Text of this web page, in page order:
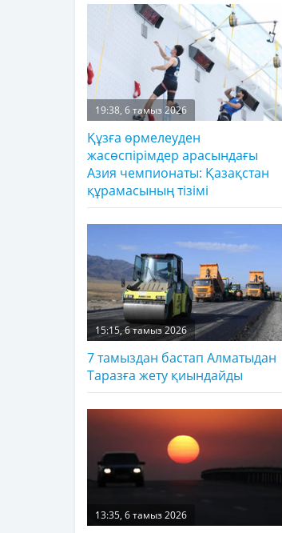
19:38, 6 тамыз 2026
Құзға өрмелеуден
жасөспірімдер арасындағы
Азия чемпионаты: Қазақстан
құрамасының тізімі
15:15, 6 тамыз 2026
7 тамыздан бастап Алматыдан
Таразға жету қиындайды
13:35, 6 тамыз 2026